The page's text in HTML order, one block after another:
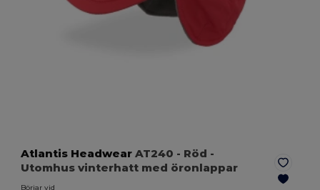
Atlantis Headwear AT240 - Röd -
Utomhus vinterhatt med öronlappar
Börjar vid